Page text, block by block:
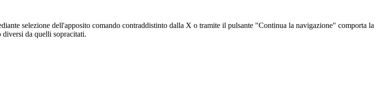
selezione dell'apposito comando contraddistinto dalla X o tramite il pulsante "Continua la navigazione" comporta la
da quelli sopracitati.